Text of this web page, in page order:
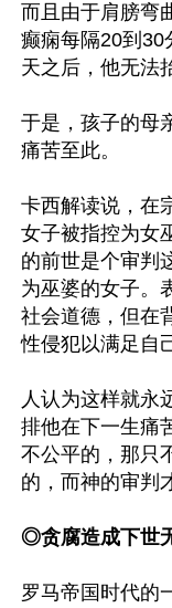
而且由于肩膀弯
癫痫每隔20到30
天之后，他无法
于是，孩子的母
痛苦至此。
卡西解读说，在
女子被指控为女
的前世是个审判
为巫婆的女子。
社会道德，但在
性侵犯以满足自
人认为这样就永
排他在下一生痛
不公平的，那只
的，而神的审判
◎贪腐造成下世
罗马帝国时代的